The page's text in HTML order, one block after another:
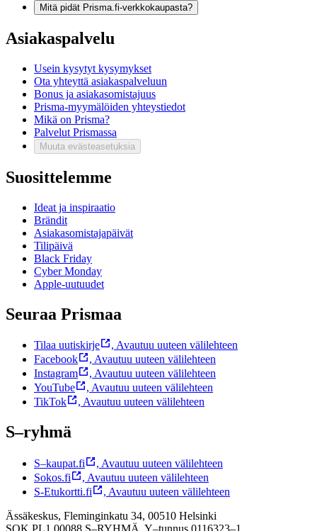
Mitä pidät Prisma.fi-verkkokaupasta?
Asiakaspalvelu
Usein kysytyt kysymykset
Ota yhteyttä asiakaspalveluun
Bonus ja asiakasomistajuus
Prisma-myymälöiden yhteystiedot
Mikä on Prisma?
Palvelut Prismassa
Muuta evästeasetuksia
Suosittelemme
Ideat ja inspiraatio
Brändit
Asiakasomistajapäivät
Tilipäivä
Black Friday
Cyber Monday
Apple-uutuudet
Seuraa Prismaa
Tilaa uutiskirje , Avautuu uuteen välilehteen
Facebook
, Avautuu uuteen välilehteen
Instagram
, Avautuu uuteen välilehteen
YouTube
, Avautuu uuteen välilehteen
TikTok
, Avautuu uuteen välilehteen
S–ryhmä
S–kaupat.fi , Avautuu uuteen välilehteen
Sokos.fi
, Avautuu uuteen välilehteen
S-Etukortti.fi
, Avautuu uuteen välilehteen
Ässäkeskus, Fleminginkatu 34, 00510 Helsinki